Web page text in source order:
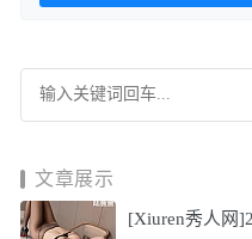
文章展示
[Xiuren秀人网